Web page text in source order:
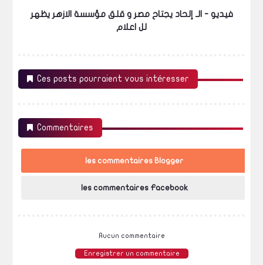
فيديو - الـ إلحاد يجتاح مصر و قلق مؤسسة الازهر يظهر
لل اعلام
Ces posts pourraient vous intéresser
Commentaires
les commentaires Blogger
les commentaires Facebook
Aucun commentaire
Enregistrer un commentaire